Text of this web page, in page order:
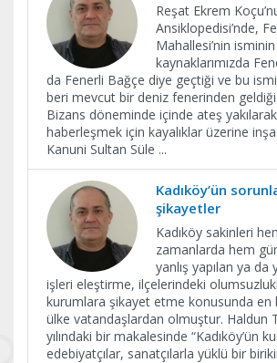
Reşat Ekrem
Ansiklopedisi’nde,
Mahallesi’nin
kaynaklarımızda
da Fenerli Bağçe diye geçtiği ve bu
beri mevcut bir deniz fenerinden
Bizans döneminde içinde ateş
haberleşmek için kayalıklar üzerine
Kanuni Sultan Süle ...
Kadıköy’ün
şikayetler
Kadıköy sakinleri
zamanlarda hem
yanlış yapılan ya da
işleri eleştirme, ilçelerindeki
kurumlara şikayet etme konusunda en
ülke vatandaşlardan olmuştur. Haldun
yılındaki bir makalesinde “Kadıköy’ün
edebiyatçılar, sanatçılarla yüklü bir